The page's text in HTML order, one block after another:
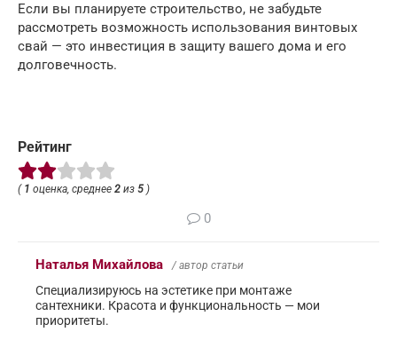
Если вы планируете строительство, не забудьте
рассмотреть возможность использования винтовых
свай — это инвестиция в защиту вашего дома и его
долговечность.
Рейтинг
( 1 оценка, среднее 2 из 5 )
0
Наталья Михайлова / автор статьи
Специализируюсь на эстетике при монтаже
сантехники. Красота и функциональность — мои
приоритеты.